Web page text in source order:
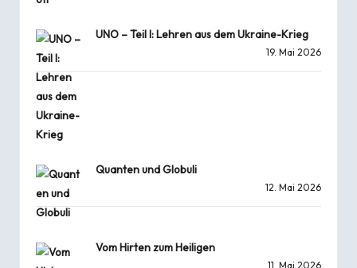
UNO – Teil I: Lehren aus dem Ukraine-Krieg
19. Mai 2026
Quanten und Globuli
12. Mai 2026
Vom Hirten zum Heiligen
11. Mai 2026